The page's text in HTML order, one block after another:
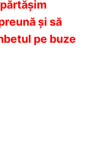
și să
pe buze